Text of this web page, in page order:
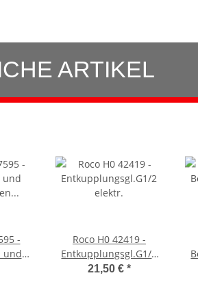
ARTIKEL
-
und
Gleis
Roco H0 42419 -
Entkupplungsgl.G1/2
elektr.
21,50 € *